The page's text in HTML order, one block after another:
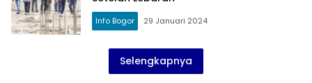
Info Bogor 29 Januari 2024
Selengkapnya